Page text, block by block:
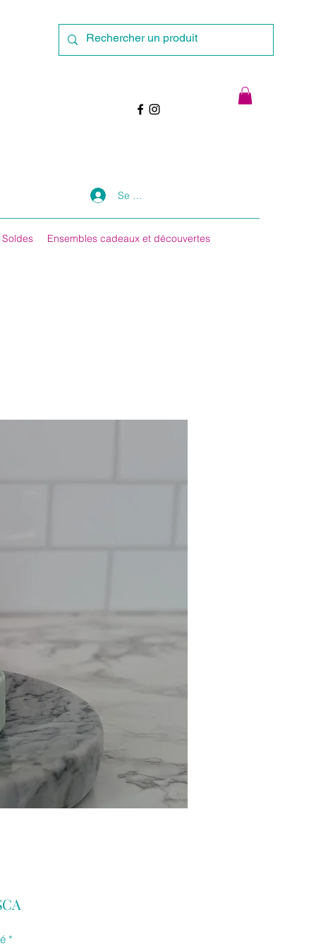
Se connecter
Soldes Ensembles cadeaux et découvertes
*